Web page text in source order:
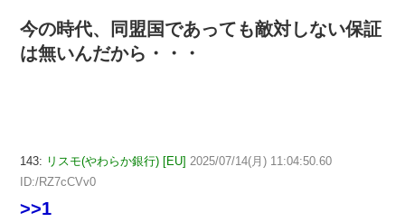
今の時代、同盟国であっても敵対しない保証
は無いんだから・・・
143: リスモ(やわらか銀行) [EU] 2025/07/14(月) 11:04:50.60
ID:/RZ7cCVv0
>>1